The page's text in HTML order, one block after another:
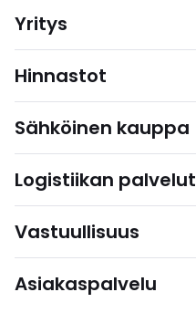
Yritys
Hinnastot
Sähköinen kauppa
Logistiikan palvelut
Vastuullisuus
Asiakaspalvelu